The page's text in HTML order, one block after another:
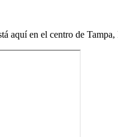
aquí en el centro de